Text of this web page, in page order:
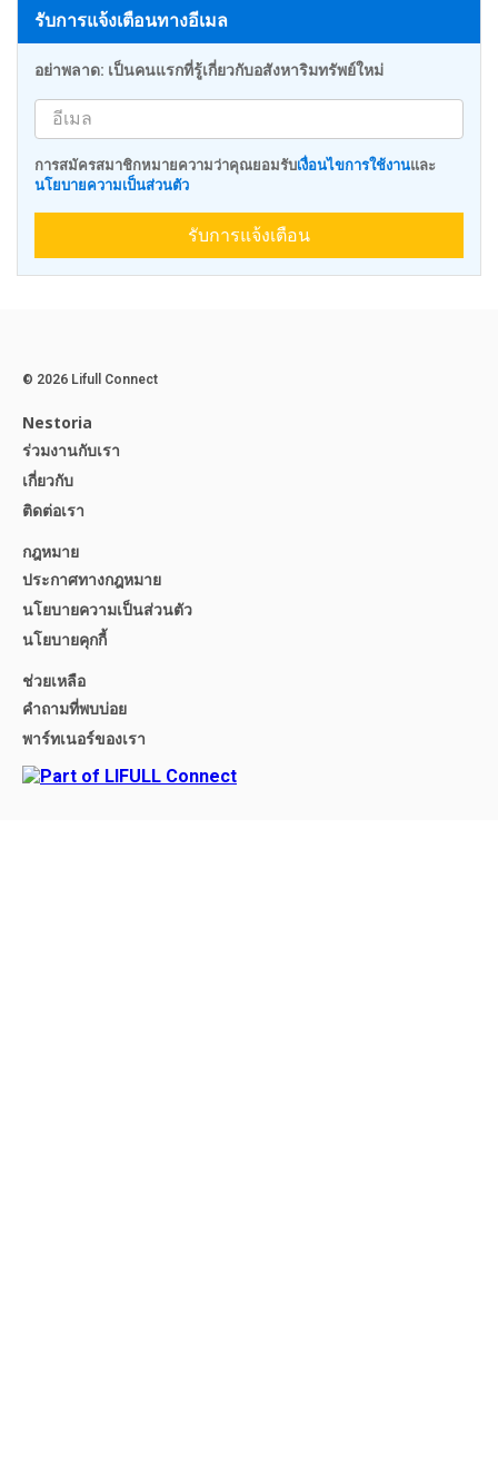
รับการแจ้งเตือนทางอีเมล
อย่าพลาด: เป็นคนแรกที่รู้เกี่ยวกับอสังหาริมทรัพย์ใหม่
การสมัครสมาชิกหมายความว่าคุณยอมรับเงื่อนไขการใช้งานและ
นโยบายความเป็นส่วนตัว
รับการแจ้งเตือน
© 2026 Lifull Connect
Nestoria
ร่วมงานกับเรา
เกี่ยวกับ
ติดต่อเรา
กฎหมาย
ประกาศทางกฎหมาย
นโยบายความเป็นส่วนตัว
นโยบายคุกกี้
ช่วยเหลือ
คำถามที่พบบ่อย
พาร์ทเนอร์ของเรา